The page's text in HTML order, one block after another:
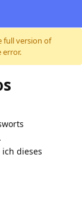
full version of
error.
dieses